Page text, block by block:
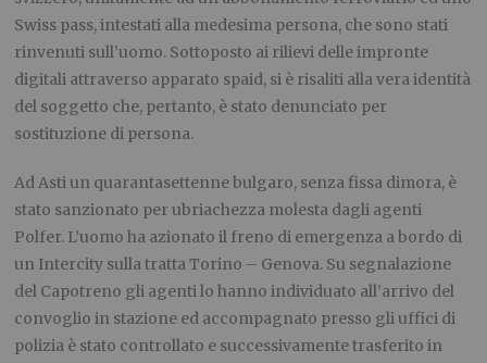
Swiss pass, intestati alla medesima persona, che sono stati
rinvenuti sull’uomo. Sottoposto ai rilievi delle impronte
digitali attraverso apparato spaid, si è risaliti alla vera identità
del soggetto che, pertanto, è stato denunciato per
sostituzione di persona.
Ad Asti un quarantasettenne bulgaro, senza fissa dimora, è
stato sanzionato per ubriachezza molesta dagli agenti
Polfer. L’uomo ha azionato il freno di emergenza a bordo di
un Intercity sulla tratta Torino – Genova. Su segnalazione
del Capotreno gli agenti lo hanno individuato all’arrivo del
convoglio in stazione ed accompagnato presso gli uffici di
polizia è stato controllato e successivamente trasferito in